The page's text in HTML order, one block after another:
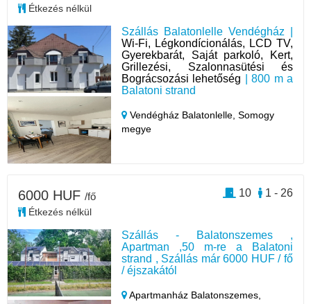
Szállás Balatonlelle Vendégház |
Wi-Fi, Légkondícionálás, LCD TV,
Gyerekbarát, Saját parkoló, Kert,
Grillezési, Szalonnasütési és
Bográcsozási lehetőség | 800 m a
Balatoni strand
Vendégház Balatonlelle,Somogy
megye
Étkezés nélkül
Szállás - Balatonszemes ,
Apartman ,50 m-re a Balatoni
strand , Szállás már 6000 HUF / fő
/ éjszakától
Apartmanház Balatonszemes,
6000 HUF /fő
Étkezés nélkül
1 - 26
10